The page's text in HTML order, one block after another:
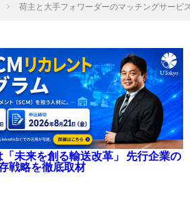
荷主と大手フォワーダーのマッチングサービ
未来を創る輸送改革」 先行企業の
戦略を徹底取材